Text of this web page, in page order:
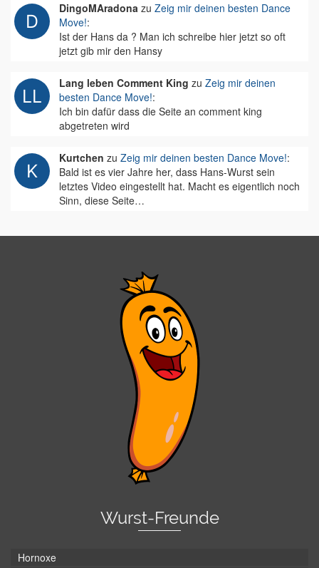
DingoMAradona zu Zeig mir deinen besten Dance
Move!:
Ist der Hans da ? Man ich schreibe hier jetzt so oft
jetzt gib mir den Hansy
Lang leben Comment King zu Zeig mir deinen
besten Dance Move!:
Ich bin dafür dass die Seite an comment king
abgetreten wird
Kurtchen zu Zeig mir deinen besten Dance Move!:
Bald ist es vier Jahre her, dass Hans-Wurst sein
letztes Video eingestellt hat. Macht es eigentlich noch
Sinn, diese Seite…
Wurst-Freunde
Hornoxe